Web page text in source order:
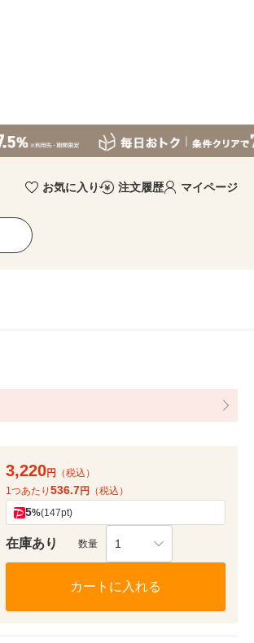
お気に入り 注文履歴 マイページ
3,220円
（税込）
1つあたり 536.7円 （税込）
5%(147pt)
在庫あり 数量 1
カートに入れる